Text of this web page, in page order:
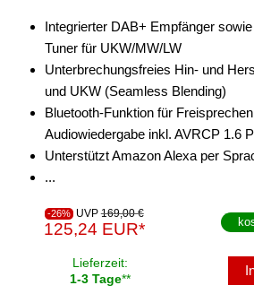
Kabelschuhe
Klemmverbinder
Sonstiges
Integrierter DAB+ Empfänger
Tuner für UKW/MW/LW
Unterbrechungsfreies Hin- und
und UKW (Seamless Blending)
Bluetooth-Funktion für
Audiowiedergabe inkl. AVRCP 1.6
Unterstützt Amazon Alexa per
...
-26% UVP 169,00 €
125,24 EUR*
Lieferzeit:
1-3 Tage**